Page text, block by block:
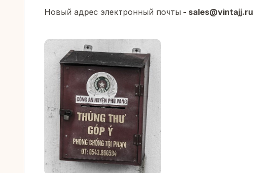
Новый адрес электронный почты - sales@vintajj.ru